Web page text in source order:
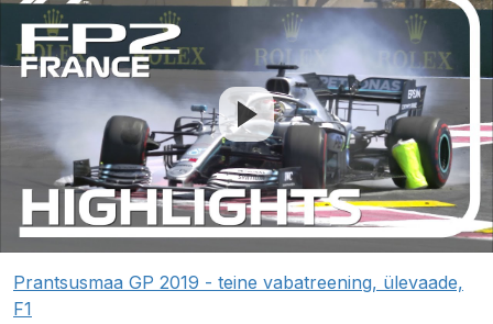
Prantsusmaa GP 2019 - teine vabatreening, ülevaade,
F1